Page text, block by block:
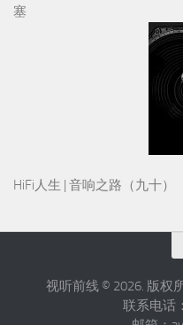
塞
HiFi人生 | 音响之路（九十）
视听前线 © 2026. 版权
联系电话